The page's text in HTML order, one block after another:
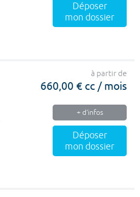
Déposer
mon dossier
à partir de
660,00 € cc / mois
+ d'infos
Déposer
mon dossier